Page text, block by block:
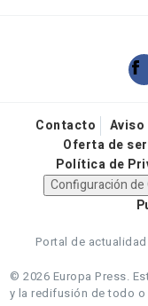
Contacto
Oferta de
Política de
Configuración de
Portal de
© 2026 Europa Press.
y la redifusión de todo